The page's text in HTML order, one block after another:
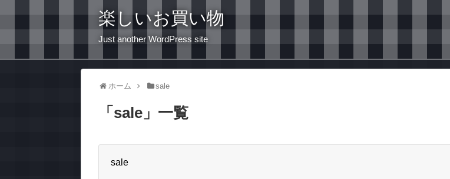
楽しいお買い物
Just another WordPress site
ホーム sale
「 sale 」 一覧
sale